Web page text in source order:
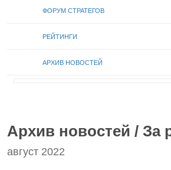
ФОРУМ СТРАТЕГОВ
РЕЙТИНГИ
АРХИВ НОВОСТЕЙ
Архив новостей / За
август 2022